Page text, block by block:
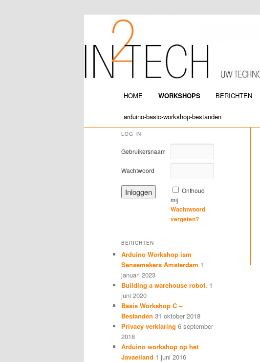
IN2TECH
Spring naar de primaire inhoud
Spring naar de secundaire inhoud
HOME WORKSHOPS BERICHTEN
arduino-basic-workshop-bestanden
LOG IN
Gebruikersnaam
Wachtwoord
Onthoud
mij
Wachtwoord
vergeten?
BERICHTEN
Arduino Workshop ism
Sensemakers Amsterdam 1
januari 2023
Building a warehouse robot. 1
juni 2020
Basis Workshop C –
Bestanden 31 oktober 2018
Privacy verklaring 6 september
2018
Arduino workshop op het
Javaeiland 1 juni 2016